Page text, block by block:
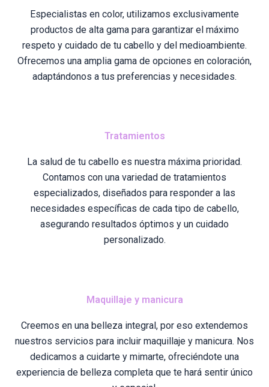
Especialistas en color, utilizamos exclusivamente
productos de alta gama para garantizar el máximo
respeto y cuidado de tu cabello y del medioambiente.
Ofrecemos una amplia gama de opciones en coloración,
adaptándonos a tus preferencias y necesidades.
Tratamientos
La salud de tu cabello es nuestra máxima prioridad.
Contamos con una variedad de tratamientos
especializados, diseñados para responder a las
necesidades específicas de cada tipo de cabello,
asegurando resultados óptimos y un cuidado
personalizado.
Maquillaje y manicura
Creemos en una belleza integral, por eso extendemos
nuestros servicios para incluir maquillaje y manicura. Nos
dedicamos a cuidarte y mimarte, ofreciéndote una
experiencia de belleza completa que te hará sentir único